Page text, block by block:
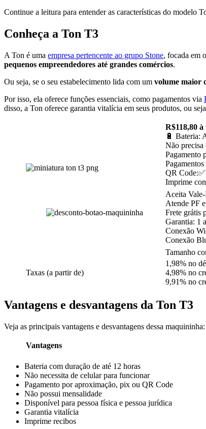
Continue a leitura para entender as características do modelo
Conheça a Ton T3
A Ton é uma empresa pertencente ao grupo Stone, focada em
pequenos empreendedores até grandes comércios.
Ou seja, se o seu estabelecimento lida com um volume maior
Por isso, ela oferece funções essenciais, como pagamentos via
disso, a Ton oferece garantia vitalícia em seus produtos, ou
R$118,80
🔋 Bateria:
Não precisa
Pagamento
QR Code:✅
Imprime
Aceita
Atende PF
Frete grátis
Garantia: 1
Conexão
Conexão
Tamanho
Taxas (a partir de)
1,98% no
4,98% no
9,91% no
Vantagens e desvantagens da Ton T3
Veja as principais vantagens e desvantagens dessa maquininha:
Vantagens
Bateria com duração de até 12 horas
Não necessita de celular para funcionar
Pagamento por aproximação, pix ou QR Code
Não possui mensalidade
Disponível para pessoa física e pessoa jurídica
Garantia vitalícia
Imprime recibos